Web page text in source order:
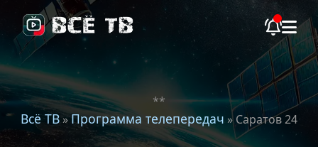
**
Всё ТВ »Программа телепередач » Саратов 24